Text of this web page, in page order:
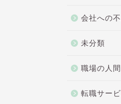
会社への
未分類
職場の人
転職サー